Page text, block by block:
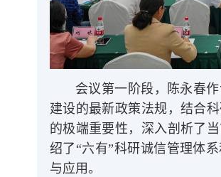
会议第一阶段，陈永春
建设的最新政策法规，结合
的极端重要性，深入剖析了
绍了“六有”科研诚信管理体
与应用。